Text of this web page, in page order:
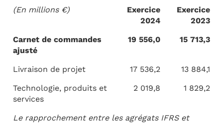
(En millions €)
Exercice
2024
Exercice
2023
Carnet de commandes
ajusté
19 556,0 15 713,3
Livraison de projet 17 536,2
13 884,1
Technologie, produits et
services
2 019,8 1 829,2
Le rapprochement entre les agrégats IFRS et